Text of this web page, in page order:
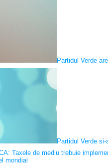
Partidul Verde
Partidul Verde